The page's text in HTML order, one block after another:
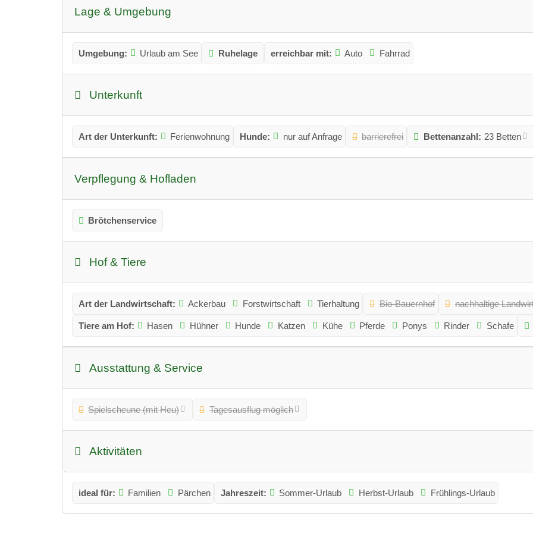
Lage & Umgebung
Umgebung: Urlaub am See Ruhelage erreichbar mit: Auto Fahrrad
Unterkunft
Art der Unterkunft: Ferienwohnung Hunde: nur auf Anfrage barrierefrei Bettenanzahl: 23 Betten
Verpflegung & Hofladen
Brötchenservice
Hof & Tiere
Art der Landwirtschaft: Ackerbau Forstwirtschaft Tierhaltung Bio-Bauernhof nachhaltige
Tiere am Hof: Hasen Hühner Hunde Katzen Kühe Pferde Ponys Rinder Schafe
Ausstattung & Service
Spielscheune (mit Heu) Tagesausflug möglich
Aktivitäten
ideal für: Familien Pärchen Jahreszeit: Sommer-Urlaub Herbst-Urlaub Frühlings-Urlaub